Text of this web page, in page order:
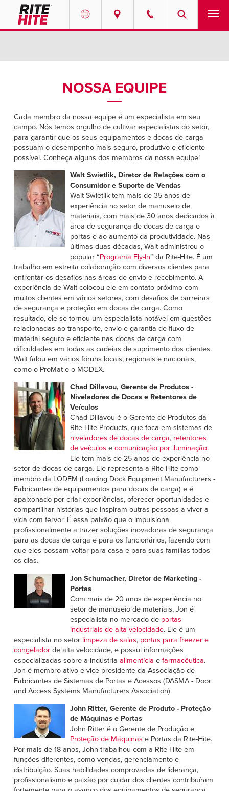
Español
Portuguese
EUROPE
English
Deutsch
Français
Italiano
Dutch
ASIA PACIFIC
English
中文
MIDDLE EAST/AFRICA
English
SOLUÇÕES
SOBRE NÓS
CONTATO
NOTÍCIAS
CENTRO DE RECURSOS
AJUDA
CARREIRAS
ENCONTRAR UM REPRESENTANTE
NOSSA EQUIPE
Cada membro da nossa equipe é um especialista em seu
campo. Nós temos orgulho de cultivar especialistas do setor,
para garantir que os seus equipamentos e docas de carga
possuam o desempenho mais seguro, produtivo e eficiente
possível. Conheça alguns dos membros da nossa equipe!
Walt Swietlik, Diretor de Relações com o
Consumidor e Suporte de Vendas
Walt Swietlik tem mais de 35 anos de
experiência no setor de manuseio de
materiais, com mais de 30 anos dedicados à
área de segurança de docas de carga e
portas e ao aumento da produtividade. Nas
últimas duas décadas, Walt administrou o
popular “Programa Fly-In” da Rite-Hite. É um
trabalho em estreita colaboração com diversos clientes para
enfrentar os desafios nas áreas de envio e recebimento. A
experiência de Walt colocou ele em contato próximo com
muitos clientes em vários setores, com desafios de barreiras
de segurança e proteção em docas de carga. Como
resultado, ele se tornou um especialista notável em questões
relacionadas ao transporte, envio e garantia de fluxo de
material seguro e eficiente nas docas de carga com
dificuldades em todas as cadeias de suprimento dos clientes.
Walt falou em vários fóruns locais, regionais e nacionais,
como o ProMat e o MODEX.
Chad Dillavou, Gerente de Produtos -
Niveladores de Docas e Retentores de
Veículos
Chad Dillavou é o Gerente de Produtos da
Rite-Hite Products, que foca em sistemas de
niveladores de docas de carga, retentores
de veículos e comunicação por iluminação.
Ele tem mais de 25 anos de experiência no
setor de docas de carga. Ele representa a Rite-Hite como
membro da LODEM (Loading Dock Equipment Manufacturers -
Fabricantes de equipamentos para docas de carga) e é
apaixonado por criar experiências, oferecer oportunidades e
compartilhar histórias que inspiram outras pessoas a viver a
vida com fervor. É essa paixão que o impulsiona
profissionalmente a trazer soluções inovadoras de segurança
para as docas de carga e para os funcionários, fazendo com
que eles possam voltar para casa e para suas famílias todos
os dias.
Jon Schumacher, Diretor de Marketing -
Portas
Com mais de 20 anos de experiência no
setor de manuseio de materiais, Jon é
especialista no mercado de portas
industriais de alta velocidade. Ele é um
especialista no setor limpeza de salas, portas para freezer e
congeladorde alta velocidade, e possui informações
especializadas sobre a indústria alimentícia e farmacêutica.
Jon é membro ativo e vice-presidente da Associação de
Fabricantes de Sistemas de Portas e Acessos (DASMA - Door
and Access Systems Manufacturers Association).
John Ritter, Gerente de Produto - Proteção
de Máquinas e Portas
John Ritter é o Gerente de Produção e
Proteção de Máquinas e Portas da Rite-Hite.
Por mais de 18 anos, John trabalhou com a Rite-Hite em
funções diferentes, como vendas, gerenciamento e
distribuição. Suas habilidades comprovadas de liderança,
profissionalismo e paixão por cuidar dos clientes contribuíram